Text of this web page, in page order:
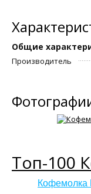
Общие
Производитель
Топ-100
Кофемолка